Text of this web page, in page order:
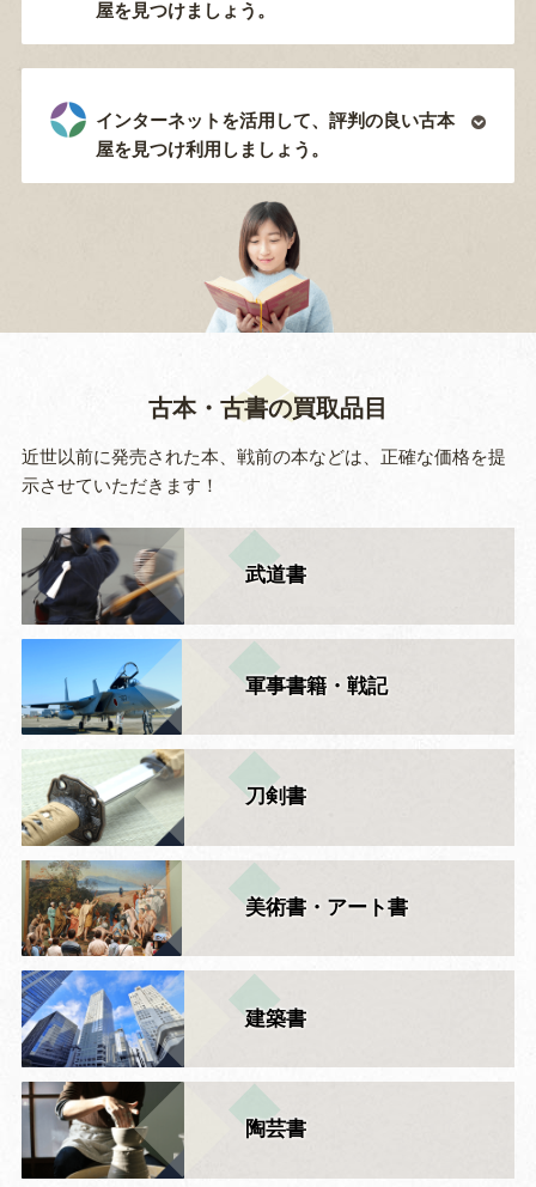
屋を見つけましょう。
インターネットを活用して、評判の良い古本
屋を見つけ利用しましょう。
古本・古書の買取品目
近世以前に発売された本、戦前の本などは、正確な価格を提
示させていただきます！
武道書
軍事書籍・戦記
刀剣書
美術書・アート書
建築書
陶芸書